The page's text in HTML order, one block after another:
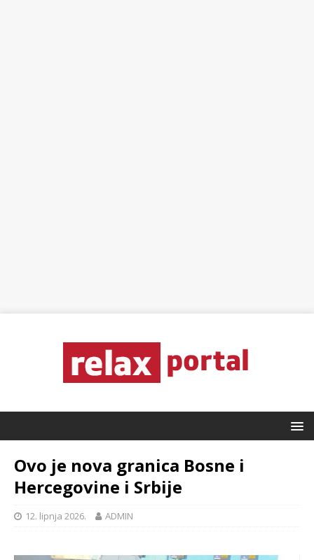
Ovo je nova granica Bosne i
Hercegovine i Srbije
12. lipnja 2026. ADMIN